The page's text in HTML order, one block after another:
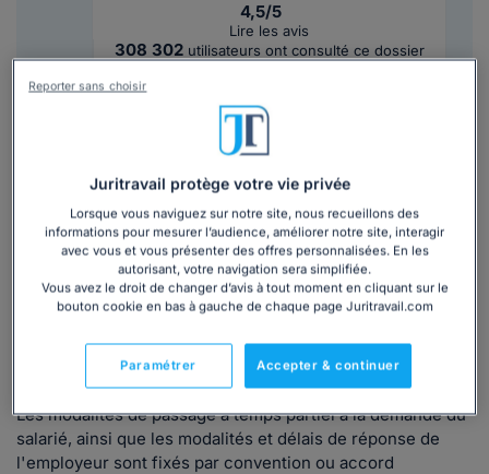
4,5/5
Lire les avis
308 302 utilisateurs ont consulté ce dossier
Découvrirle dossier
Ce quedit la loi
Les salariés peuvent demander à l'employeur de passer
d’un temps plein à un temps partiel.
priorité pour occuper un emploi à temps partiel s’ils en
(article L3123-3 du Code du travail)
Les modalités de passage à temps partiel à la demande du
salarié, ainsi que les modalités et délais de réponse de
l'employeur sont fixés par convention ou accord
Juritravail protège votre vie privée
Lorsque vous naviguez sur notre site, nous recueillons des
informations pour mesurer l’audience, améliorer notre site, interagir
avec vous et vous présenter des offres personnalisées. En les
autorisant, votre navigation sera simplifiée.
Vous avez le droit de changer d’avis à tout moment en cliquant sur le
bouton cookie en bas à gauche de chaque page Juritravail.com
Accepter & continuer
Paramétrer
Reporter sans choisir